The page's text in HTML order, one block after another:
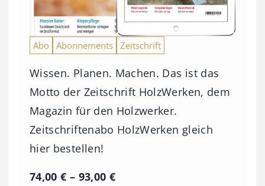
Abo Abonnements Zeitschrift
Wissen. Planen. Machen. Das ist das
Motto der Zeitschrift HolzWerken, dem
Magazin für den Holzwerker.
Zeitschriftenabo HolzWerken gleich
hier bestellen!
74,00€ – 93,00 €P